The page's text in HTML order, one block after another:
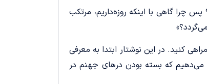
کاهش
کلیدهای
بالا
چرا گاهی با اینکه روزه‌داریم، مرتکب
کنید. در این نوشتار ابتدا به معرفی
که بسته بودن درهای جهنم در